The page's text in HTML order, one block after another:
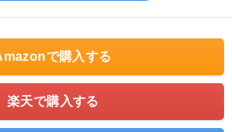
で購入する
楽天で購入する